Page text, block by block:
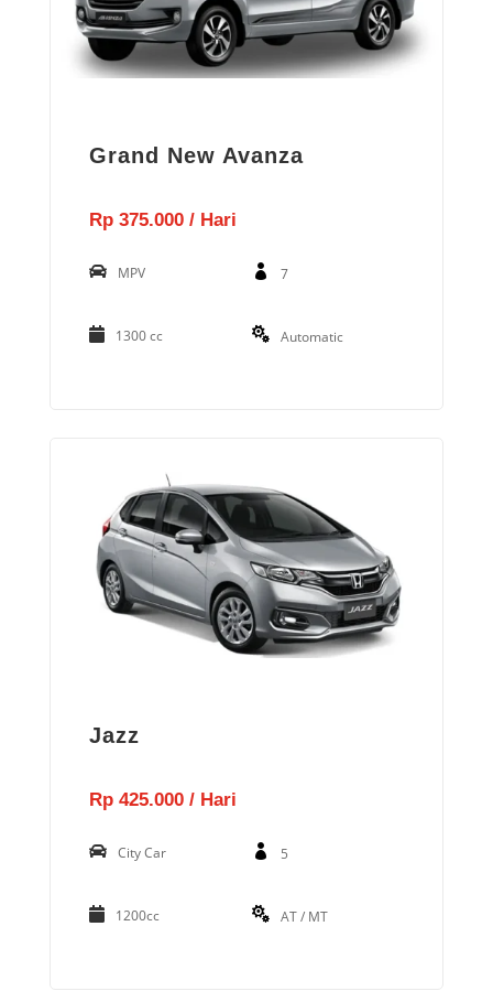
Grand New Avanza
Rp 375.000 / Hari
MPV 7
1300 cc Automatic
Jazz
Rp 425.000 / Hari
City Car 5
1200cc AT / MT